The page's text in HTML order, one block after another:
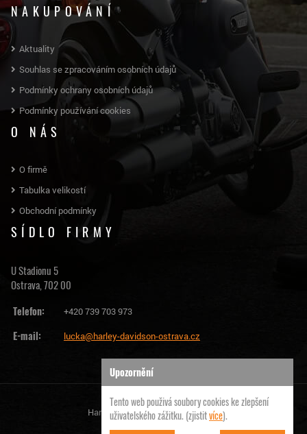
NAKUPOVÁNÍ
Aktuality
Souhlas se zpracováním osobních údajů
Podmínky ochrany osobních údajů
Podmínky používání cookies
O NÁS
O firmě
Tabulka velikostí
Obchodní podmínky
SÍDLO FIRMY
U Stadionu 5
Ostrava, 702 00
Telefon:
+420 739 703 973
E-mail: lucka@harley-davidson-ostrava.cz
Harley Davidson Ostrava | © 2026
Upozornění
Tento web použivá soubory cookies ke zlepšení
uživatelského zážitku. (zjistitvíce).